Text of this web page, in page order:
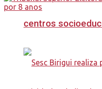
centros